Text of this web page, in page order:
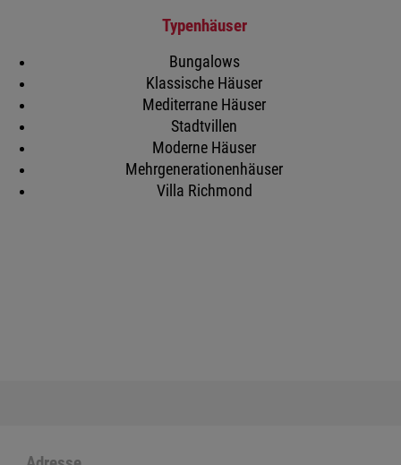
Typenhäuser
Bungalows
Klassische Häuser
Mediterrane Häuser
Stadtvillen
Moderne Häuser
Mehrgenerationenhäuser
Villa Richmond